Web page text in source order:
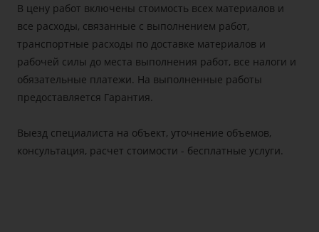
В цену работ включены стоимость всех материалов и
все расходы, связанные с выполнением работ,
транспортные расходы по доставке материалов и
рабочей силы до места выполнения работ, все налоги и
обязательные платежи. На выполненные работы
предоставляется Гарантия.
Выезд специалиста на объект, уточнение объемов,
консультация, расчет стоимости - бесплатные услуги.